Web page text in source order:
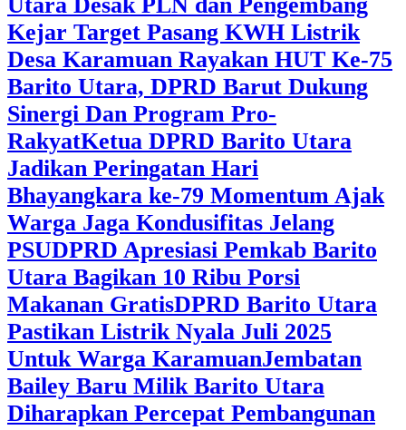
Kejar Target Pasang KWH Listrik
Desa Karamuan Rayakan HUT Ke-75
Barito Utara, DPRD Barut Dukung
Sinergi Dan Program Pro-
RakyatKetua DPRD Barito Utara
Jadikan Peringatan Hari
Bhayangkara ke-79 Momentum Ajak
Warga Jaga Kondusifitas Jelang
PSUDPRD Apresiasi Pemkab Barito
Utara Bagikan 10 Ribu Porsi
Makanan GratisDPRD Barito Utara
Pastikan Listrik Nyala Juli 2025
Untuk Warga KaramuanJembatan
Bailey Baru Milik Barito Utara
Diharapkan Percepat Pembangunan